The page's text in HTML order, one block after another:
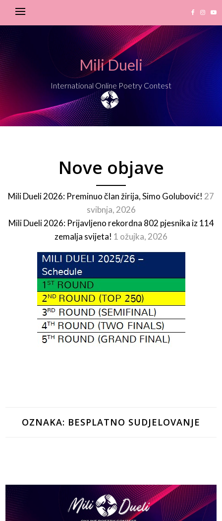
Mili Dueli
International Online Poetry Contest
Nove objave
Mili Dueli 2026: Preminuo član žirija, Simo Golubović! 27
svibnja, 2026
Mili Dueli 2026: Prijavljeno rekordna 802 pjesnika iz 114
zemalja svijeta! 1 ožujka, 2026
OZNAKA: BESPLATNO SUDJELOVANJE